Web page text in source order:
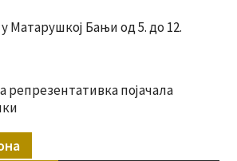
Матарушкој Бањи од 5. до 12.
репрезентативка појачала